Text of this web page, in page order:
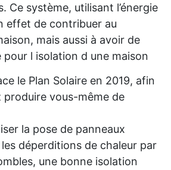
Ce système, utilisant l’énergie
effet de contribuer au
mais aussi à avoir de
pour l isolation d une maison
le Plan Solaire en 2019, afin
produire vous-même de
la pose de panneaux
déperditions de chaleur par
une bonne isolation